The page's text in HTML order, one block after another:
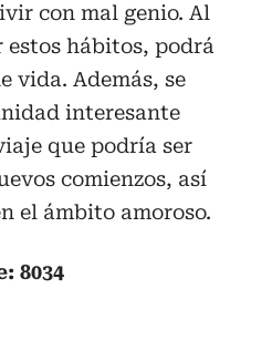
con mal genio. Al
hábitos, podrá
vida. Además, se
interesante
que podría ser
comienzos, así
el ámbito amoroso.
8034